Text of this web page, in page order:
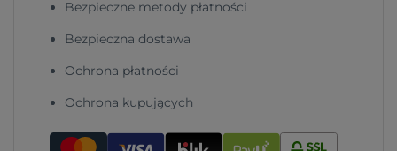
Bezpieczne metody płatności
Bezpieczna dostawa
Ochrona płatności
Ochrona kupujących